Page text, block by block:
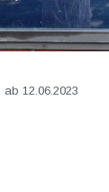
ab 12.06.2023